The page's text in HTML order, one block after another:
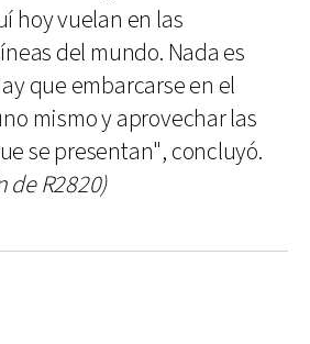
hoy vuelan en las
del mundo. Nada es
que embarcarse en el
mismo y aprovechar las
se presentan", concluyó.
de R2820)